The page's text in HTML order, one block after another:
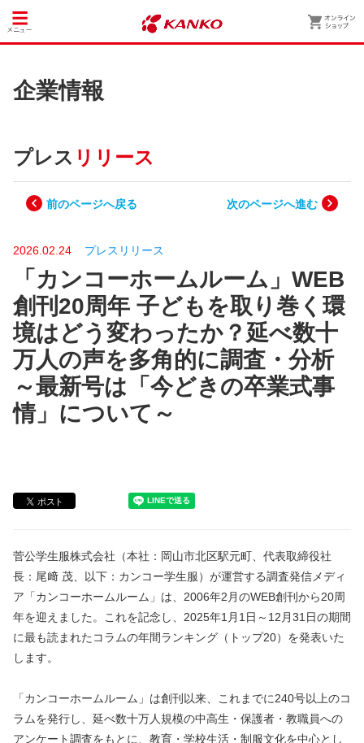
企業情報
プレス リリース
前のページへ戻る 次のページへ進む
2026.02.24 プレスリリース
「カンコーホームルーム」WEB
創刊20周年 子どもを取り巻く環
境はどう変わったか？延べ数十
万人の声を多角的に調査・分析
～最新号は「今どきの卒業式事
情」について～
菅公学生服株式会社（本社：岡山市北区駅元町、代表取締役社
長：尾﨑 茂、以下：カンコー学生服）が運営する調査発信メディ
ア「カンコーホームルーム」は、2006年2月のWEB創刊から20周
年を迎えました。これを記念し、2025年1月1日～12月31日の期間
に最も読まれたコラムの年間ランキング（トップ20）を発表いた
します。
「カンコーホームルーム」は創刊以来、これまでに240号以上のコ
ラムを発行し、延べ数十万人規模の中高生・保護者・教職員への
アンケート調査をもとに、教育・学校生活・制服文化を中心とし